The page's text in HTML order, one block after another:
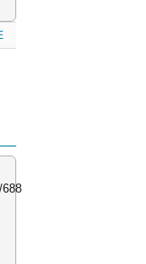
Ahmad-